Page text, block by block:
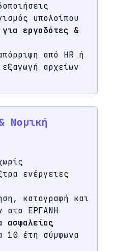
υπολοίπου
εργοδότες &
από HR ή
αρχείων
Νομική
ενέργειες
καταγραφή και
στο ΕΡΓΑΝΗ
ασφαλείας
10 έτη σύμφωνα